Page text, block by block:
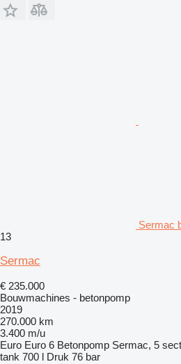
Sermac
13
Sermac
€ 235.000
Bouwmachines - betonpomp
2019
270.000 km
3.400 m/u
Euro Euro 6 Betonpomp Sermac, 5
tank 700 l Druk 76 bar